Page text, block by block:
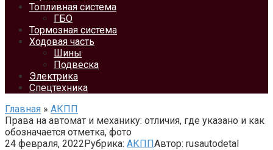
Топливная система
ГБО
Тормозная система
Ходовая часть
Шины
Подвеска
Электрика
Спецтехника
Главная » АКПП
Права на автомат и механику: отличия, где указано и как
обозначается отметка, фото
24 февраля, 2022Рубрика: АКППАвтор: rusautodetal